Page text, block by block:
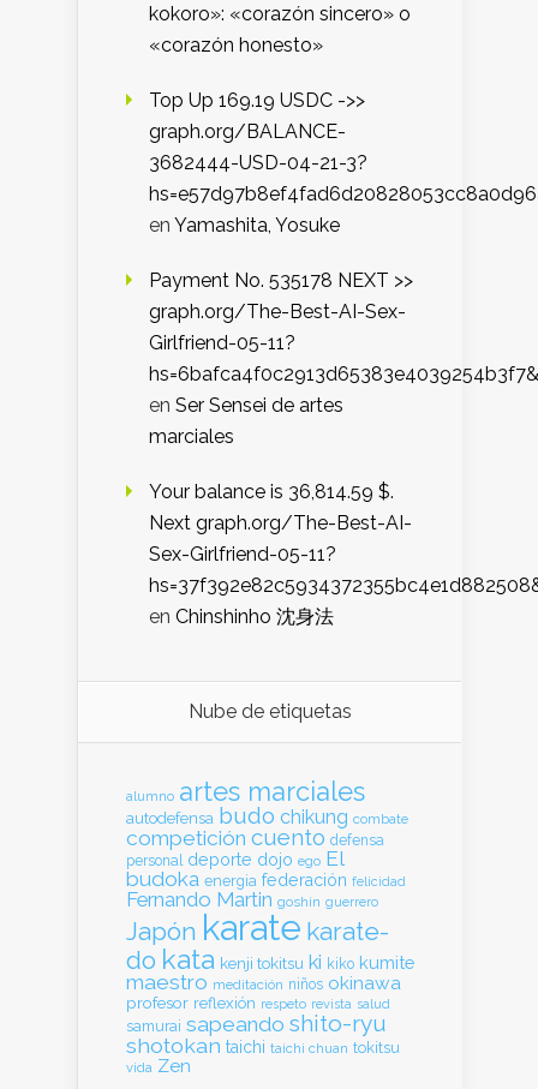
kokoro»: «corazón sincero» o
«corazón honesto»
Top Up 169.19 USDC ->>
graph.org/BALANCE-
3682444-USD-04-21-3?
en Yamashita, Yosuke
Payment No. 535178 NEXT >>
graph.org/The-Best-AI-Sex-
Girlfriend-05-11?
hs=6bafca4f0c2913d65383e4039254b3f7&
en Ser Sensei de artes
marciales
Your balance is 36,814.59 $.
Next graph.org/The-Best-AI-
Sex-Girlfriend-05-11?
en Chinshinho 沈身法
Nube de etiquetas
alumno artes marciales
autodefensa budo chikung combate
competición cuento defensa
personal
deporte dojo ego El
budoka energia federación felicidad
Fernando Martin goshin guerrero
Japón karate karate-
do kata kenji tokitsu ki kiko kumite
maestro meditación niños okinawa
profesor reflexión respeto revista salud
samurai sapeando shito-ryu
shotokan taichi taichi chuan tokitsu
vida Zen